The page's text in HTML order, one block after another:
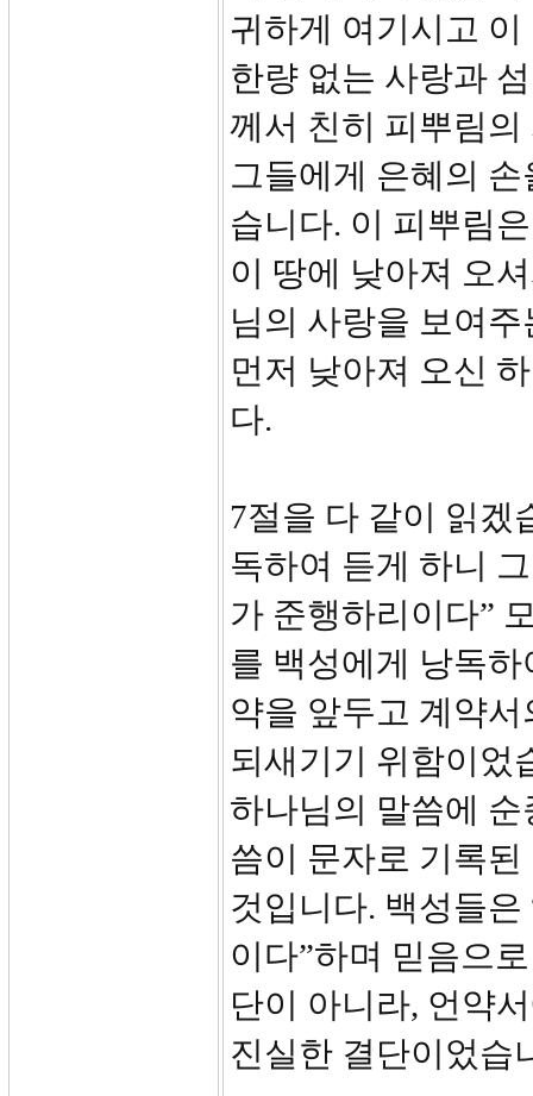
귀하게 여기시고
한량 없는 사랑과
께서 친히 피뿌림
그들에게 은혜의
습니다. 이 피뿌림
이 땅에 낮아져 오
님의 사랑을 보여
먼저 낮아져 오신
다.
7절을 다 같이 읽겠
독하여 듣게 하니
가 준행하리이다”
를 백성에게 낭독
약을 앞두고 계약
되새기기 위함이었
하나님의 말씀에
씀이 문자로 기록된
것입니다. 백성들
이다”하며 믿음으
단이 아니라, 언약
진실한 결단이었습